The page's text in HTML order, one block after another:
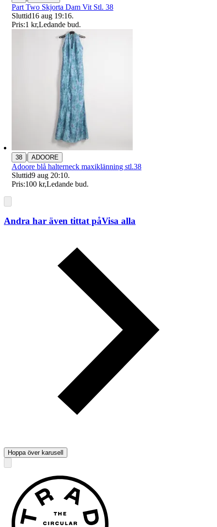
Part Two Skjorta Dam Vit Stl. 38
Sluttid16 aug 19:16.
Pris:1 kr,Ledande bud.
38 | ADOORE
Adoore blå halterneck maxiklänning stl.38
Sluttid9 aug 20:10.
Pris:100 kr,Ledande bud.
Andra har även tittat påVisa alla
Hoppa över karusell